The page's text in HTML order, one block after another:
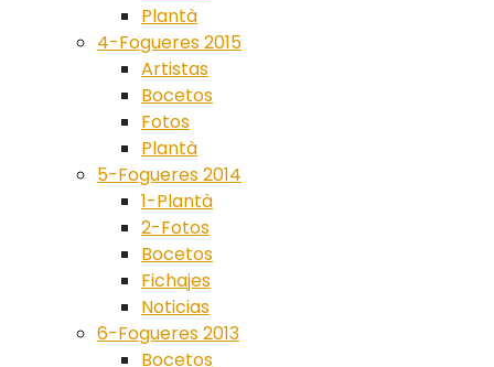
Plantà
4-Fogueres 2015
Artistas
Bocetos
Fotos
Plantà
5-Fogueres 2014
1-Plantà
2-Fotos
Bocetos
Fichajes
Noticias
6-Fogueres 2013
Bocetos